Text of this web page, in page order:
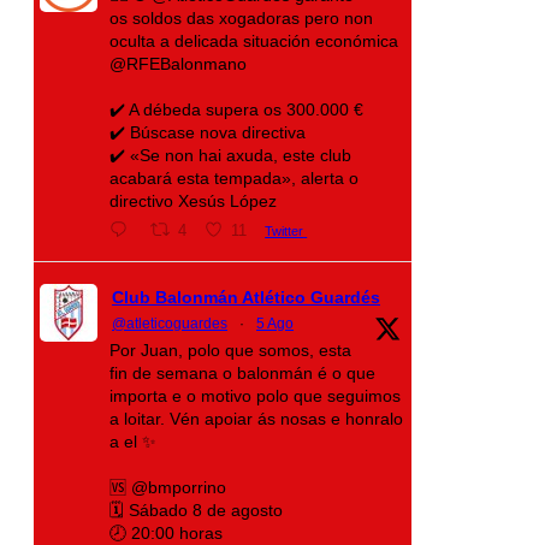
os soldos das xogadoras pero non
oculta a delicada situación económica
@RFEBalonmano
✔️ A débeda supera os 300.000 €
✔️ Búscase nova directiva
✔️ «Se non hai axuda, este club
acabará esta tempada», alerta o
directivo Xesús López
4 11 Twitter
Club Balonmán Atlético Guardés
@atleticoguardes · 5 Ago
Por Juan, polo que somos, esta
fin de semana o balonmán é o que
importa e o motivo polo que seguimos
a loitar. Vén apoiar ás nosas e honralo
a el ✨
🆚 @bmporrino
🗓️ Sábado 8 de agosto
🕗 20:00 horas